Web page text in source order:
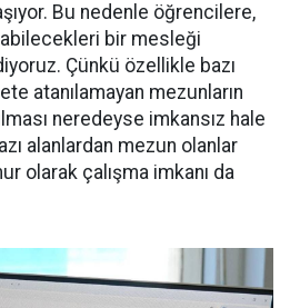
Bu nedenle öğrencilere,
bir mesleği
Çünkü özellikle bazı
atanılamayan mezunların
neredeyse imkansız hale
alanlardan mezun olanlar
olarak çalışma imkanı da